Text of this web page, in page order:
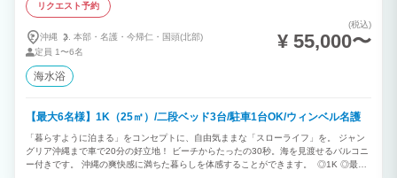
リクエスト予約
沖縄 本部・ 名護・ 今帰仁・ 国頭(北部)
定員 1〜6名
(税込)
¥ 55,000〜
海水浴
【最大6名様】1K（25㎡）/二段ベッド3台/駐車1台OK/ウィンベル名護
「暮らすように泊まる」をコンセプトに、自由気ままな「スローライフ」を。 ジャン
グリア沖縄まで車で20分の好立地！ ビーチからたったの30秒。海を見渡せるバルコニ
ー付きです。 沖縄の爽快感に満ちた暮らしを体感することができます。 ◎1K ◎最大